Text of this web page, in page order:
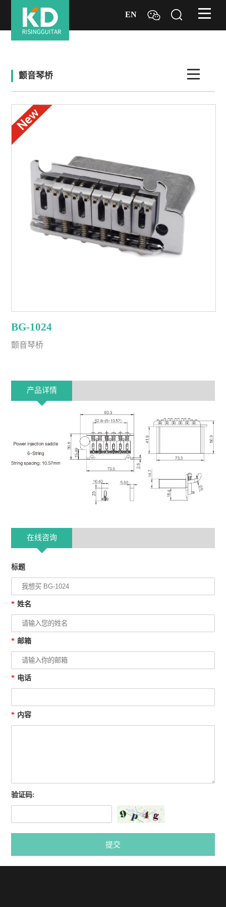
EN
颤音琴桥
BG-1024
颤音琴桥
产品详情
在线咨询
标题
* 姓名
* 邮箱
* 电话
* 内容
验证码:
提交